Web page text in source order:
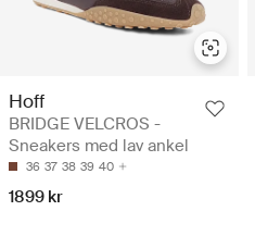
Hoff
BRIDGE VELCROS -
Sneakers med lav ankel
36 37 38 39 40
1899 kr